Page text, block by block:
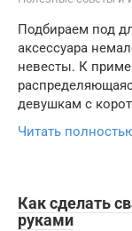
Подбираем под
аксессуара
невесты. К
девушкам с
Читать
Как сделать
руками